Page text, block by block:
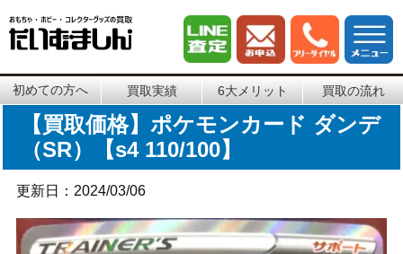
初めての方へ 買取実績 6大メリット 買取の流れ
【買取価格】ポケモンカード ダンデ
（SR）【s4 110/100】
更新日：2024/03/06